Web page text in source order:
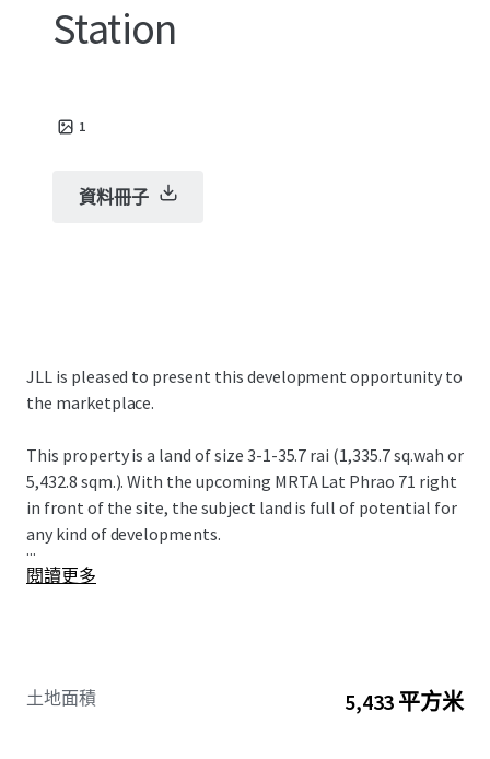
Station
1
資料冊子
JLL is pleased to present this development opportunity to
the marketplace.
This property is a land of size 3-1-35.7 rai (1,335.7 sq.wah or
5,432.8 sqm.). With the upcoming MRTA Lat Phrao 71 right
in front of the site, the subject land is full of potential for
any kind of developments.
...
閱讀更多
土地面積 5,433 平方米